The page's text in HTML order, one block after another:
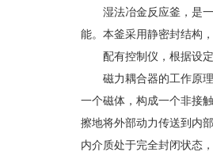
湿法冶金反应釜，是一
能。本釜采用静密封结构
配有控制仪，根据设定
磁力耦合器的工作原理
一个磁体，构成一个非接
擦地将外部动力传送到内
内介质处于完全封闭状态